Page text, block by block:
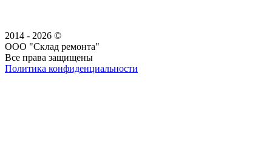
2014 - 2026 ©
ООО "Склад ремонта"
Все права защищены
Политика конфиденциальности